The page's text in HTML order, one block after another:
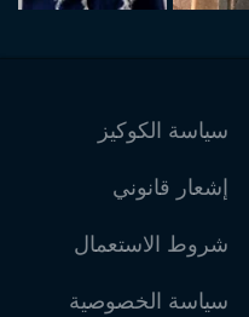
سياسة الكوكيز
إشعار قانوني
شروط الاستعمال
سياسة الخصوصية